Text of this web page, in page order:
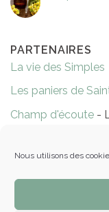
Nous utilisons des
PARTENAIRES
La vie des Simples
Les paniers de
Champ d'écoute -
Réflexologie
Les massages de